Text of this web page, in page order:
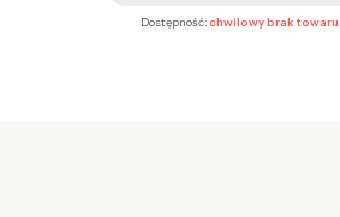
Dostępność:chwilowy brak towaru